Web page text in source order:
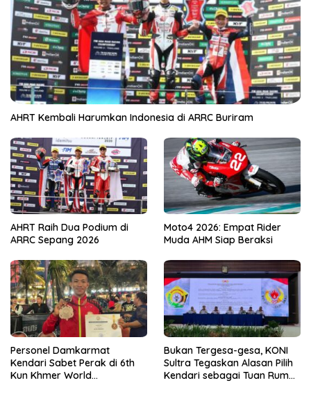
AHRT Kembali Harumkan Indonesia di ARRC Buriram
AHRT Raih Dua Podium di
ARRC Sepang 2026
Moto4 2026: Empat Rider
Muda AHM Siap Beraksi
Personel Damkarmat
Kendari Sabet Perak di 6th
Kun Khmer World
Bukan Tergesa-gesa, KONI
Sultra Tegaskan Alasan Pilih
Kendari sebagai Tuan Rumah